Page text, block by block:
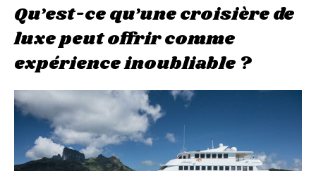
Qu’est-ce qu’une croisière de
luxe peut offrir comme
expérience inoubliable ?